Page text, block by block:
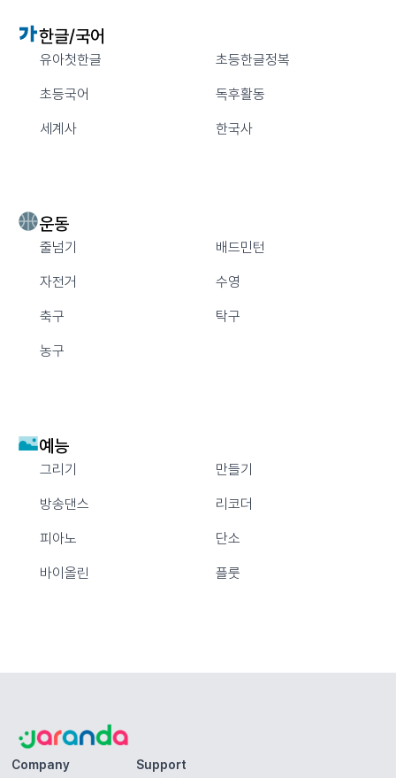
한글/국어
유아첫한글 초등한글정복
초등국어 독후활동
세계사 한국사
운동
줄넘기 배드민턴
자전거 수영
축구 탁구
농구
예능
그리기 만들기
방송댄스 리코더
피아노 단소
바이올린 플룻
Company
Support